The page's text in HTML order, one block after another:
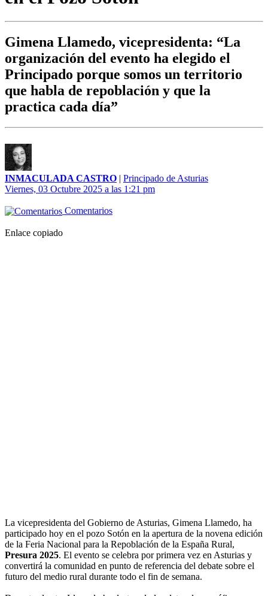
Gimena Llamedo, vicepresidenta: “La
organización del evento ha elegido el
Principado porque somos un territorio
que habla de repoblación y que la
practica cada día”
INMACULADA CASTRO | Principado de Asturias
Viernes, 03 Octubre 2025 a las 1:21 pm
Comentarios
Enlace copiado
La vicepresidenta del Gobierno de Asturias, Gimena Llamedo, ha
participado hoy en el pozo Sotón en la apertura de la novena edición
de la Feria Nacional para la Repoblación de la España Rural,
Presura 2025. El evento se celebra por primera vez en Asturias y
convertirá la comunidad en punto de referencia del debate sobre el
futuro del medio rural durante todo el fin de semana.